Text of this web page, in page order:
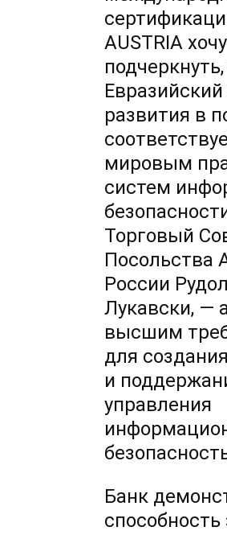
AUSTRIA хочу
развития в
мировым
систем
Торговый
Посольства
России
Лукавски, —
высшим
для
и
управления
Банк